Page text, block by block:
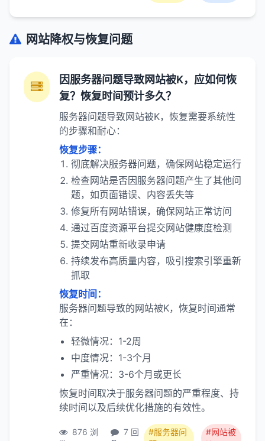
网站降权与恢复问题
因服务器问题导致网站被K，应如何恢
复？恢复时间预计多久？
服务器问题导致网站被K，恢复需要系统性
的步骤和耐心：
恢复步骤：
彻底解决服务器问题，确保网站稳定运行
检查网站是否因服务器问题产生了其他问
题，如页面错误、内容丢失等
修复所有网站错误，确保网站正常访问
通过百度资源平台提交网站健康度检测
提交网站重新收录申请
持续发布高质量内容，吸引搜索引擎重新
抓取
恢复时间：
服务器问题导致的网站被K，恢复时间通常
在：
轻微情况：1-2周
中度情况：1-3个月
严重情况：3-6个月或更长
恢复时间取决于服务器问题的严重程度、持
续时间以及后续优化措施的有效性。
876 浏
7 回
#服务器问
#网站被